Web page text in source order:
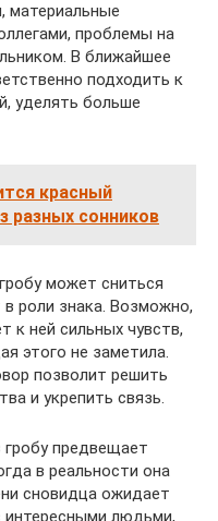
материальные
проблемы на
В ближайшее
подходить к
уделять больше
красный
разных сонников
может сниться
роли знака. Возможно,
к ней сильных чувств,
этого не заметила.
позволит решить
и укрепить связь.
предвещает
в реальности она
сновидца ожидает
интересными людьми,